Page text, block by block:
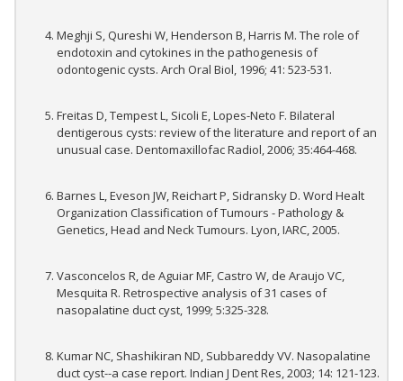
Meghji S, Qureshi W, Henderson B, Harris M. The role of
endotoxin and cytokines in the pathogenesis of
odontogenic cysts. Arch Oral Biol, 1996; 41: 523-531.
Freitas D, Tempest L, Sicoli E, Lopes-Neto F. Bilateral
dentigerous cysts: review of the literature and report of an
unusual case. Dentomaxillofac Radiol, 2006; 35:464-468.
Barnes L, Eveson JW, Reichart P, Sidransky D. Word Healt
Organization Classification of Tumours - Pathology &
Genetics, Head and Neck Tumours. Lyon, IARC, 2005.
Vasconcelos R, de Aguiar MF, Castro W, de Araujo VC,
Mesquita R. Retrospective analysis of 31 cases of
nasopalatine duct cyst, 1999; 5:325-328.
Kumar NC, Shashikiran ND, Subbareddy VV. Nasopalatine
duct cyst--a case report. Indian J Dent Res, 2003; 14: 121-123.